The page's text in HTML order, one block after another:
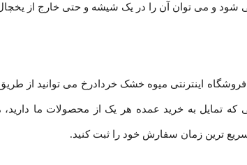
شود و می توان آن را در یک شیشه و حتی خارج از
که تمایل به خرید عمده هر یک از محصولات ما
ترین زمان سفارش خود را ثبت کنید.